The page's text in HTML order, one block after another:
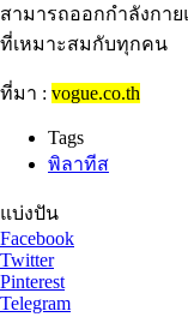
สามารถออกกำลังกา
ที่เหมาะสมกับทุกคน
ที่มา : vogue.co.th
Tags
พิลาทีส
แบ่งปัน
Facebook
Twitter
Pinterest
Telegram